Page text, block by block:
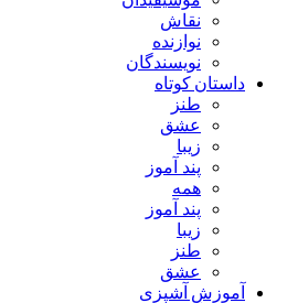
نقاش
نوازنده
نویسندگان
داستان کوتاه
طنز
عشق
زیبا
پند آموز
همه
پند آموز
زیبا
طنز
عشق
آموزش آشپزی